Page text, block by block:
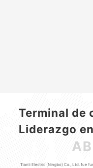
Terminal de
Liderazgo
Tianli Electric (Ningbo) Co., Ltd. fue